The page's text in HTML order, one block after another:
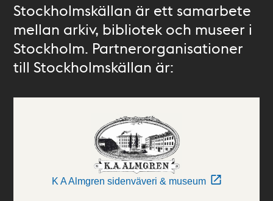
Stockholmskällan är ett samarbete
mellan arkiv, bibliotek och museer i
Stockholm. Partnerorganisationer
till Stockholmskällan är:
K A Almgren sidenväveri & museum